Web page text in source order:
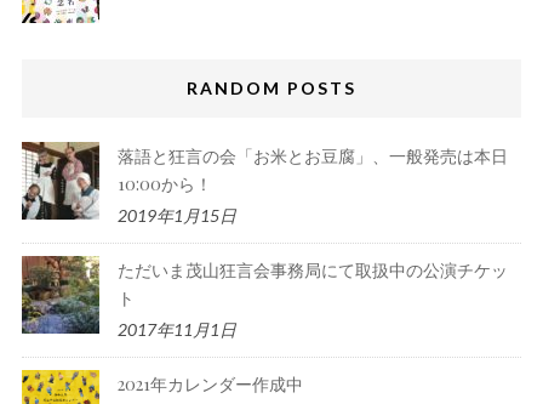
RANDOM POSTS
落語と狂言の会「お米とお豆腐」、一般発売は本日
10:00から！
2019年1月15日
ただいま茂山狂言会事務局にて取扱中の公演チケッ
ト
2017年11月1日
2021年カレンダー作成中